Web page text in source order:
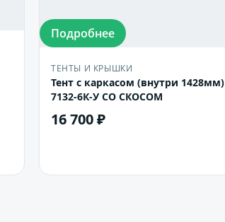
Подробнее
ТЕНТЫ И КРЫШКИ
Тент с каркасом (внутри 1428мм)
7132-6К-У СО СКОСОМ
16 700 ₽